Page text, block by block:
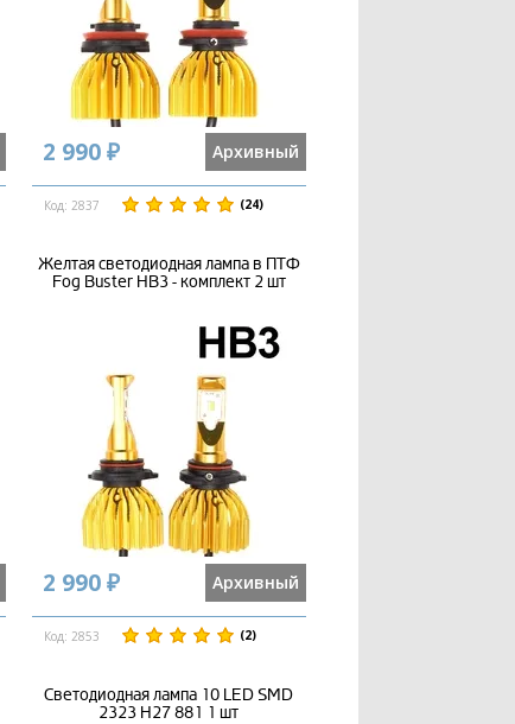
2 990 ₽ Архивный
Код: 2837 (24)
Желтая светодиодная лампа в ПТФ
Fog Buster HB3 - комплект 2 шт
2 990 ₽ Архивный
Код: 2853 (2)
Светодиодная лампа 10 LED SMD
2323 H27 881 1 шт